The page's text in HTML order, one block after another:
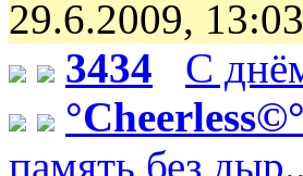
29.6.2009, 13:03
3434
С
°Cheerless©°
память без